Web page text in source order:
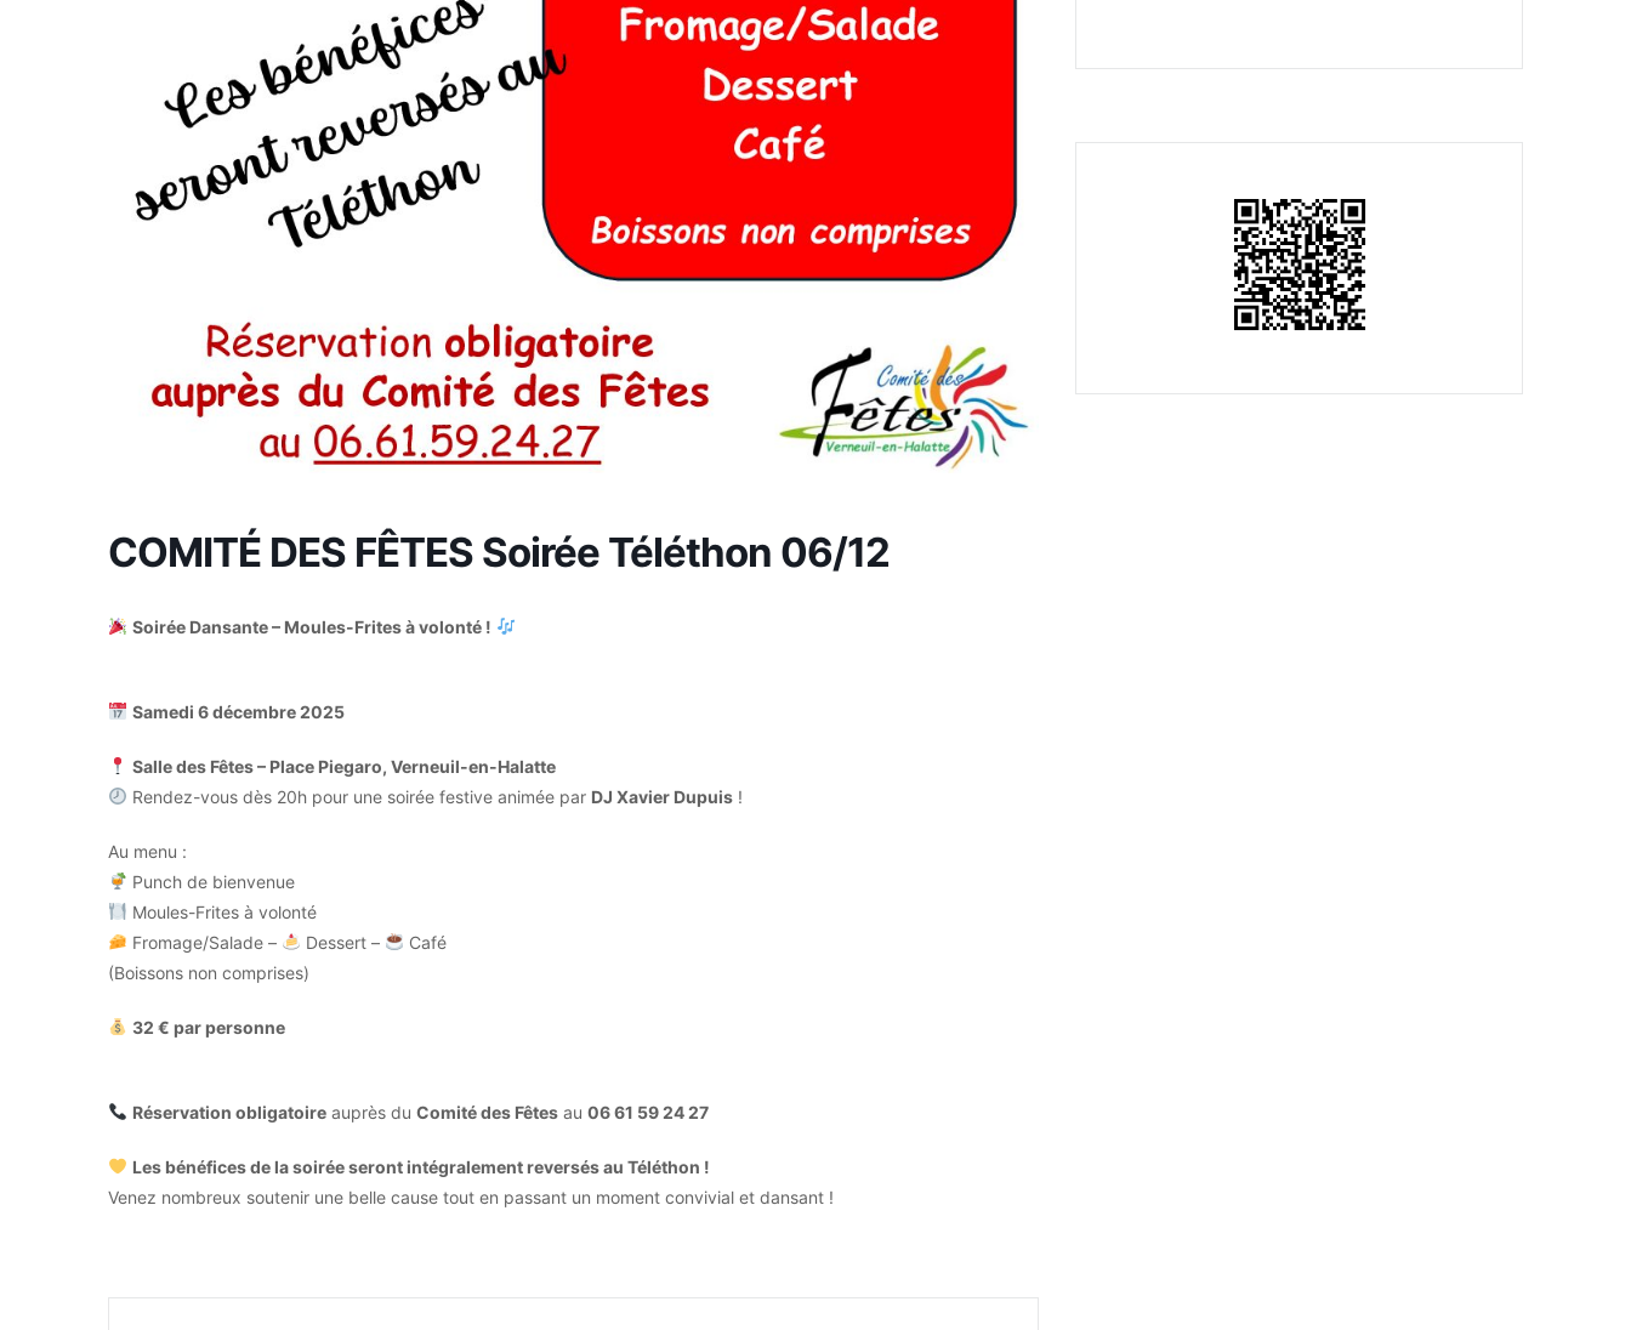
COMITÉ DES FÊTES Soirée Téléthon 06/12
Soirée Dansante – Moules-Frites à volonté !
Samedi 6 décembre 2025
Salle des Fêtes – Place Piegaro, Verneuil-en-Halatte
Rendez-vous dès 20h pour une soirée festive animée par DJ Xavier Dupuis!
Au menu :
Punch de bienvenue
Moules-Frites à volonté
Fromage/Salade –
Dessert –
Café
(Boissons non comprises)
32 € par personne
Réservation obligatoireauprès du Comité des Fêtesau 06 61 59 24 27
Les bénéfices de la soirée seront intégralement reversés au Téléthon !
Venez nombreux soutenir une belle cause tout en passant un moment convivial et dansant !